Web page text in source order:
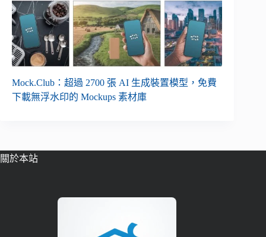
Mock.Club：超過 2700 張 AI 生成裝置模型，免費
下載無浮水印的 Mockups 素材庫
關於本站